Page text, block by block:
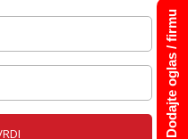
Dodajte oglas / firmu